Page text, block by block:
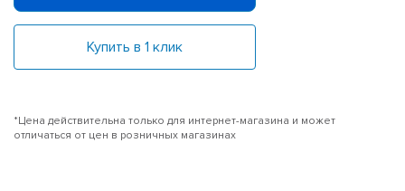
Купить в 1 клик
*Цена действительна только для интернет-магазина и может
отличаться от цен в розничных магазинах